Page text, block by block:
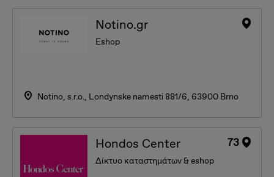
Notino.gr
Eshop
Notino, s.r.o., Londynske namesti 881/6, 63900 Brno
73
Hondos Center
Δίκτυο καταστημάτων & eshop